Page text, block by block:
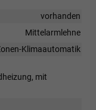
vorhanden
Mittelarmlehne
Klimaautomatik
mit